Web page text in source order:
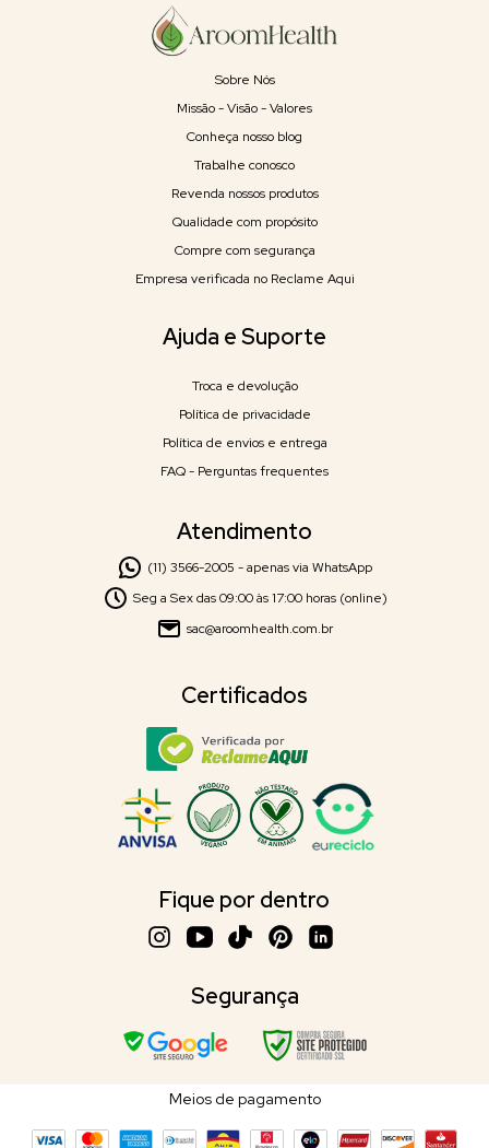
Sobre Nós
Missão - Visão - Valores
Conheça nosso blog
Trabalhe conosco
Revenda nossos produtos
Qualidade com propósito
Compre com segurança
Empresa verificada no Reclame Aqui
Ajuda e Suporte
Troca e devolução
Política de privacidade
Política de envios e entrega
FAQ - Perguntas frequentes
Atendimento
(11) 3566-2005 - apenas via WhatsApp
Seg a Sex das 09:00 às 17:00 horas (online)
sac@aroomhealth.com.br
Certificados
Fique por dentro
Segurança
Meios de pagamento